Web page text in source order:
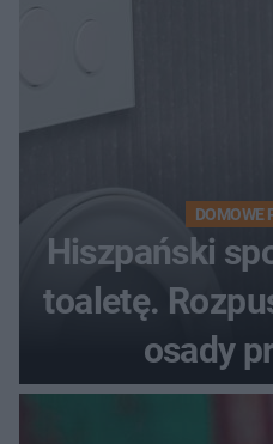
DOMOWE
Hiszpański
toaletę.
osady